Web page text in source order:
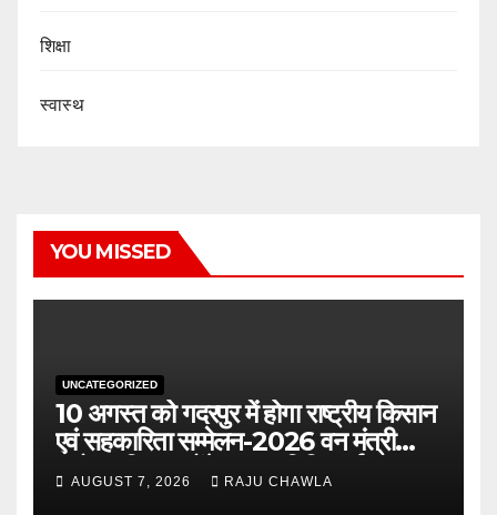
शिक्षा
स्वास्थ
YOU MISSED
UNCATEGORIZED
10 अगस्त को गदरपुर में होगा राष्ट्रीय किसान
एवं सहकारिता सम्मेलन-2026 वन मंत्री
सुबोध उनियाल होंगे मुख्य अतिथि, पूर्व
पंजीकरण अनिवार्य
AUGUST 7, 2026 RAJU CHAWLA